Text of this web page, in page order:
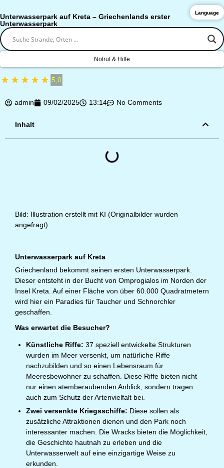
Unterwasserpark auf Kreta – Griechenlands erster
Unterwasserpark
Notruf & Hilfe
★★★★★ 5,0
admin 09/02/2025 13:14 No Comments
Inhalt
Bild: Illustration erstellt mit KI (Originalbilder wurden
angefragt)
Unterwasserpark auf Kreta
Griechenland bekommt seinen ersten Unterwasserpark.
Dieser entsteht in der Bucht von Omprogialos im Norden der
Insel Kreta. Auf einer Fläche von über 60.000 Quadratmetern
wird hier ein Paradies für Taucher und Schnorchler
geschaffen.
Was erwartet die Besucher?
Künstliche Riffe: 37 speziell entwickelte Strukturen
wurden im Meer versenkt, um natürliche Riffe
nachzubilden und so einen Lebensraum für
Meeresbewohner zu schaffen. Diese Riffe bieten nicht
nur einen atemberaubenden Anblick, sondern tragen
auch zum Schutz der Artenvielfalt bei.
Zwei versenkte Kriegsschiffe: Diese sollen als
zusätzliche Attraktionen dienen und den Park noch
interessanter machen. Die Wracks bieten die Möglichkeit,
die Geschichte hautnah zu erleben und die
Unterwasserwelt auf eine einzigartige Weise zu
erkunden.
Language